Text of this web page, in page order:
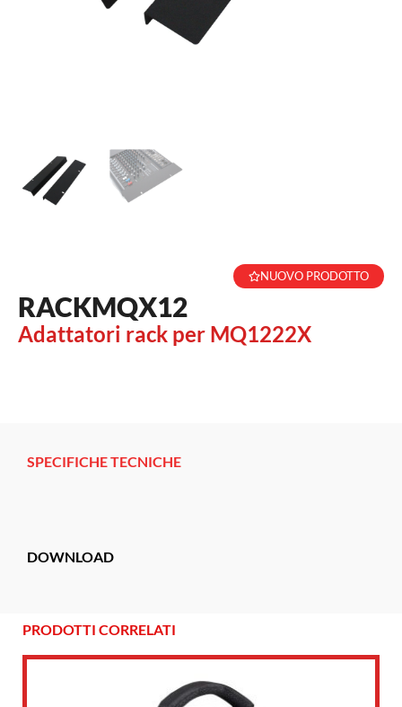
NUOVO PRODOTTO
RACKMQX12
Adattatori rack per MQ1222X
SPECIFICHE TECNICHE
DOWNLOAD
PRODOTTI CORRELATI